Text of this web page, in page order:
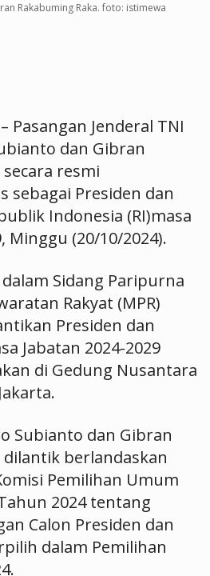
Rakabuming Raka. foto: istimewa
– Pasangan Jenderal TNI
dan Gibran
resmi
sebagai Presiden dan
Indonesia (RI)masa
Minggu (20/10/2024).
Sidang Paripurna
Rakyat (MPR)
Presiden dan
Jabatan 2024-2029
di Gedung Nusantara
Subianto dan Gibran
dilantik berlandaskan
Pemilihan Umum
2024 tentang
Calon Presiden dan
dalam Pemilihan